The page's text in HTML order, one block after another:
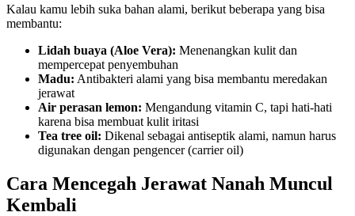
Kalau kamu lebih suka bahan alami, berikut beberapa yang bisa
membantu:
Lidah buaya (Aloe Vera): Menenangkan kulit dan
mempercepat penyembuhan
Madu: Antibakteri alami yang bisa membantu meredakan
jerawat
Air perasan lemon: Mengandung vitamin C, tapi hati-hati
karena bisa membuat kulit iritasi
Tea tree oil: Dikenal sebagai antiseptik alami, namun harus
digunakan dengan pengencer (carrier oil)
Cara Mencegah Jerawat Nanah Muncul
Kembali